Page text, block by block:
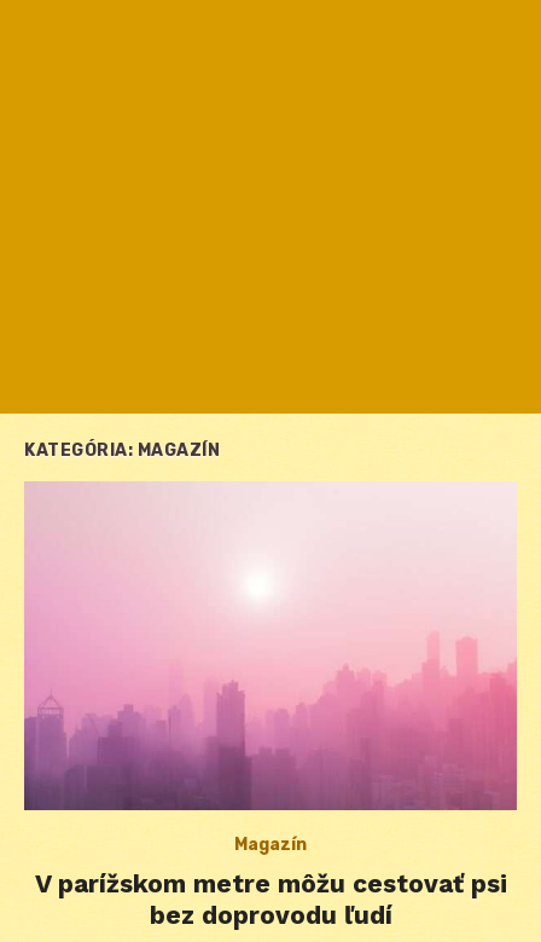
KATEGÓRIA: MAGAZÍN
Magazín
V parížskom metre môžu cestovať psi
bez doprovodu ľudí